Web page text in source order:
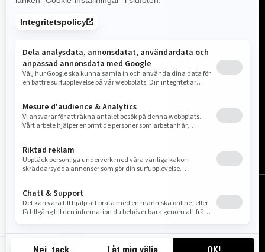
Sverige (svenska)
© BRP 2003-2026
Juridisk information
Sekretesspolicy Cookie Policy
Tillgänglighet
Webbkarta
Cookie-inställningar